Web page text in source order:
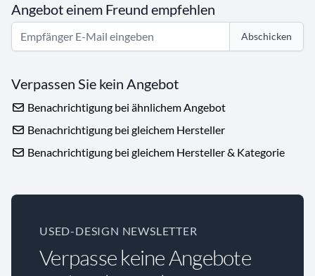
Angebot einem Freund empfehlen
Abschicken
Verpassen Sie kein Angebot
Benachrichtigung bei ähnlichem Angebot
Benachrichtigung bei gleichem Hersteller
Benachrichtigung bei gleichem Hersteller & Kategorie
USED-DESIGN NEWSLETTER
Verpasse keine Angebote